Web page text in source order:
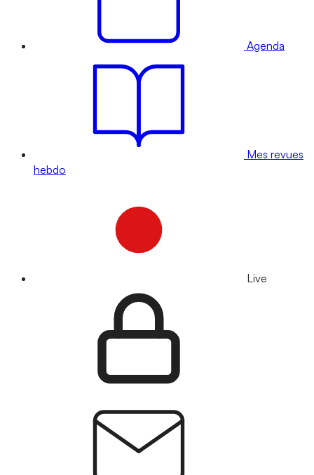
Agenda
Mes revues
hebdo
Live